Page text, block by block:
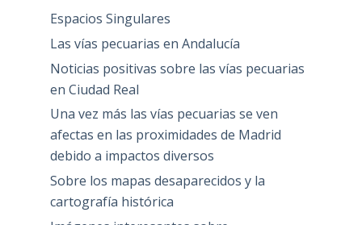
Espacios Singulares
Las vías pecuarias en Andalucía
Noticias positivas sobre las vías pecuarias
en Ciudad Real
Una vez más las vías pecuarias se ven
afectas en las proximidades de Madrid
debido a impactos diversos
Sobre los mapas desaparecidos y la
cartografía histórica